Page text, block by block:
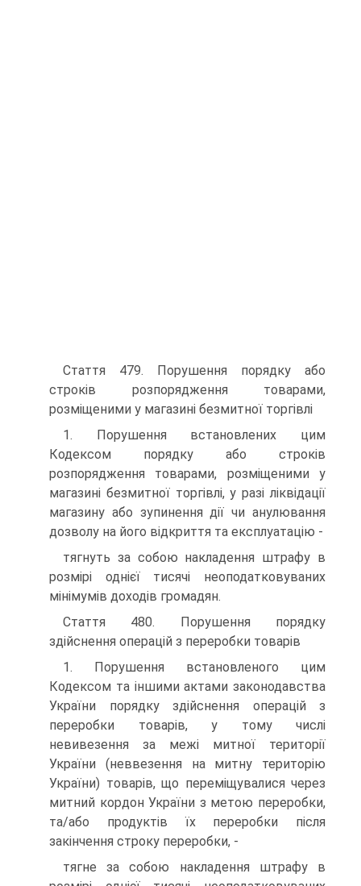
Стаття 479. Порушення порядку або
строків розпорядження товарами,
розміщеними у магазині безмитної торгівлі
1. Порушення встановлених цим
Кодексом порядку або строків
розпорядження товарами, розміщеними у
магазині безмитної торгівлі, у разі ліквідації
магазину або зупинення дії чи анулювання
дозволу на його відкриття та експлуатацію -
тягнуть за собою накладення штрафу в
розмірі однієї тисячі неоподатковуваних
мінімумів доходів громадян.
Стаття 480. Порушення порядку
здійснення операцій з переробки товарів
1. Порушення встановленого цим
Кодексом та іншими актами законодавства
України порядку здійснення операцій з
переробки товарів, у тому числі
невивезення за межі митної території
України (неввезення на митну територію
України) товарів, що переміщувалися через
митний кордон України з метою переробки,
та/або продуктів їх переробки після
закінчення строку переробки, -
тягне за собою накладення штрафу в